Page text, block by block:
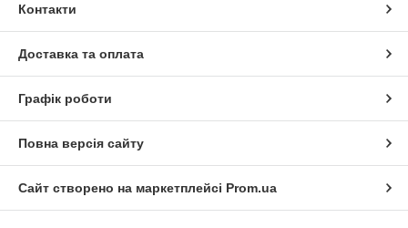
Контакти
Доставка та оплата
Графік роботи
Повна версія сайту
Сайт створено на маркетплейсі Prom.ua